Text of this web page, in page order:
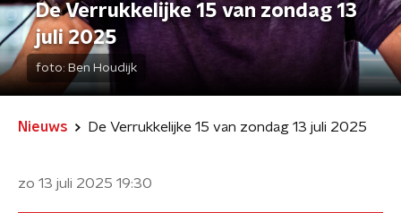
De Verrukkelijke 15 van zondag 13
juli 2025
foto: Ben Houdijk
Nieuws De Verrukkelijke 15 van zondag 13 juli 2025
zo 13 juli 2025 19:30